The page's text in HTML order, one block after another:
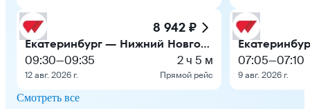
8 942 ₽
Екатеринбург — Нижний Новгород
09:30—09:35
12 авг. 2026 г.
2 ч 5 м
Прямой рейс
07:05—07:10
9 авг. 2026 г.
Смотреть все